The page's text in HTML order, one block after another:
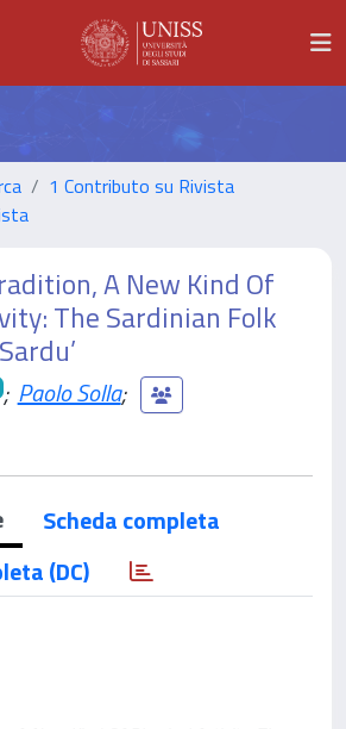
1 Contributo su Rivista
A New Kind Of
The Sardinian Folk
; Paolo Solla;
Scheda completa
(DC)